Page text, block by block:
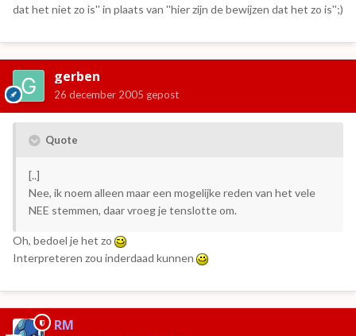
dat het niet zo is'' in plaats van ''hier zijn de bewijzen dat het zo is'';)
gerben
26 december 2005 gepost
Quote
[..]
Nee, ik noem alleen maar een mogelijke reden van het vele
NEE stemmen, daar vroeg je tenslotte om.
Oh, bedoel je het zo
Interpreteren zou inderdaad kunnen
RM